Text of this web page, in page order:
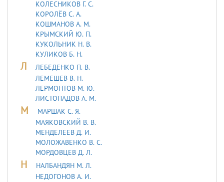
КОЛЕСНИКОВ Г. С.
КОРОЛЁВ С. А.
КОШМАНОВ А. М.
КРЫМСКИЙ Ю. П.
КУКОЛЬНИК H. В.
КУЛИКОВ Б. Н.
Л
ЛЕБЕДЕHКО П. В.
ЛЕМЕШЕВ В. Н.
ЛЕРМОHТОВ М. Ю.
ЛИСТОПАДОВ А. М.
М
МАРШАК С. Я.
МАЯКОВСКИЙ В. В.
МЕНДЕЛЕЕВ Д. И.
МОЛОЖАВEHКО В. С.
МОРДОВЦЕВ Д. Л.
Н
НАЛБАНДЯН М. Л.
НЕДОГОНОВ А. И.